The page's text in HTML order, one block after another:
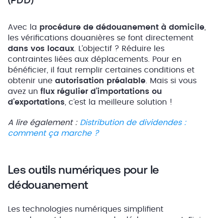
Avec la procédure de dédouanement à domicile
les vérifications douanières se font directement
dans vos locaux . L’objectif ? Réduire les
contraintes liées aux déplacements. Pour en
bénéficier, il faut remplir certaines conditions et
obtenir une autorisation préalable . Mais si vous
avez un flux régulier d’importations ou
d’exportations , c’est la meilleure solution !
A lire également : Distribution de dividendes :
comment ça marche ?
Les outils numériques pour le
dédouanement
Les technologies numériques simplifient